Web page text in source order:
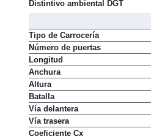
Distintivo ambiental DGT
Tipo de Carrocería
Número de puertas
Longitud
Anchura
Altura
Batalla
Vía delantera
Vía trasera
Coeficiente Cx